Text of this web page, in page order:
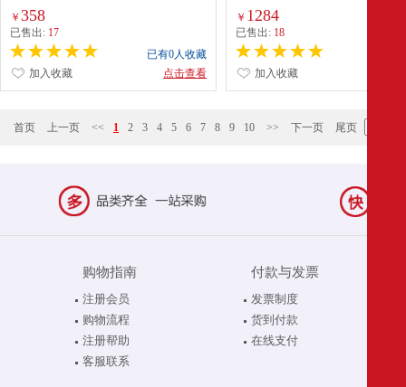
￥ 358
已售出: 17
已有0人收藏
点击查看
加入收藏
￥ 1284
已售出: 18
加入收藏
首页 上一页 << 1 2 3 4 5 6 7 8 9 10 >> 下一页 尾页
购物指南
注册会员
购物流程
注册帮助
客服联系
付款与发票
发票制度
货到付款
在线支付